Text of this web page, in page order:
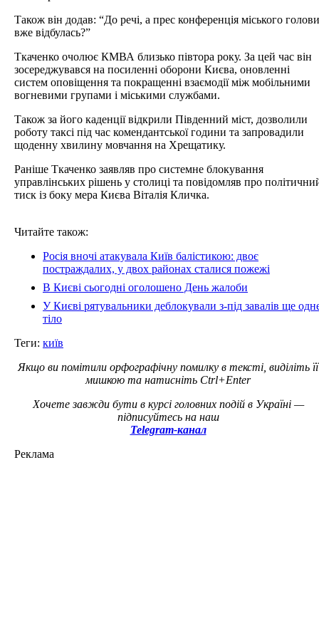
Також він додав: “До речі, а прес конференція міського голови
вже відбулась?”
Ткаченко очолює КМВА близько півтора року. За цей час він
зосереджувався на посиленні оборони Києва, оновленні
систем оповіщення та покращенні взаємодії між мобільними
вогневими групами і міськими службами.
Також за його каденції відкрили Південний міст, дозволили
роботу таксі під час комендантської години та запровадили
щоденну хвилину мовчання на Хрещатику.
Раніше Ткаченко заявляв про системне блокування
управлінських рішень у столиці та повідомляв про
тиск із боку мера Києва Віталія Кличка.
Читайте також:
Росія вночі атакувала Київ балістикою: двоє
постраждалих, у двох районах сталися пожежі
В Києві сьогодні оголошено День жалоби
У Києві рятувальники деблокували з-під завалів ще
тіло
Теги: київ
Якщо ви помітили орфографічну помилку в тексті, виділіть її
мишкою та натисніть Ctrl+Enter
Хочете завжди бути в курсі головних подій в Україні —
підписуйтесь на наш
Telegram-канал
Реклама